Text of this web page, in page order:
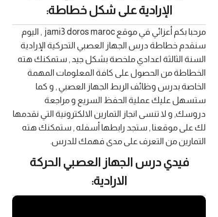
الإرادية على شكل خطاطة:
مرحبا بكم أعزائي في موقع jami3 doros maroc , اليوم
سنقدم خطاطة درس الجهاز العصبي التحركية الإرادية
السنة الثالثة اعدادي ملخصة بشكل جيد , ستمكنك هته
الخطاطة من الحصول على كافة المعلومات المهمة
الخاصة بدرس وظائف الربط الجهاز العصبي , و كما
ستسهل عليك عملية الحفظ السريع و مراجعة
دروسك, و لا تنسى انجاز التمارين الالكترونية التي نقدمها
لك على موقعنا , ستجد رابطها أسفله , ستمكنك هته
التمارين من التعرف على مدى فهمك للدرس.
فيدي درس الجهاز العصبي الحركة
الارادية: